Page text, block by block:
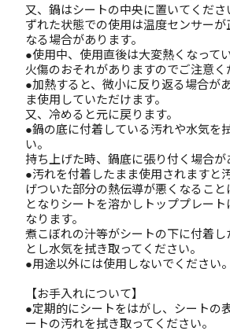
又、鍋はシートの中央に置いてくださ
ずれた状態での使用は温度センサーが
なる場合があります。
●使用中、使用直後は大変熱くなってい
火傷のおそれがありますのでご注意く
●加熱すると、微小に反り返る場合が
ま使用していただけます。
又、冷めると元に戻ります。
●鍋の底に付着している汚れや水気を
い。
持ち上げた時、鍋底に張り付く場合が
●汚れを付着したまま使用されますと
げついた部分の熱伝導が悪くなること
となりシートを溶かしトッププレー
なります。
煮こぼれの汁等がシートの下に付着し
とし水気を拭き取ってください。
●用途以外には使用しないでください。
【お手入れについて】
●定期的にシートをはがし、シートの
ートの汚れを拭き取ってください。